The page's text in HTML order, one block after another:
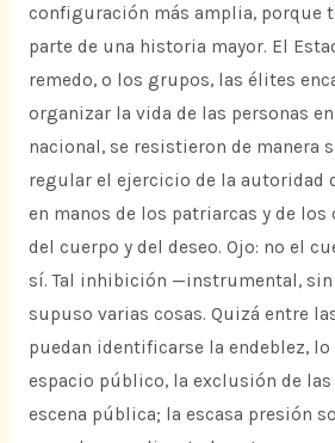
configuración más amplia, porque
parte de una historia mayor. El
remedo, o los grupos, las élites
organizar la vida de las personas
nacional, se resistieron de manera
regular el ejercicio de la autoridad
en manos de los patriarcas y de
del cuerpo y del deseo. Ojo: no el
sí. Tal inhibición —instrumental,
supuso varias cosas. Quizá entre
puedan identificarse la endeblez, lo
espacio público, la exclusión de
escena pública; la escasa presión